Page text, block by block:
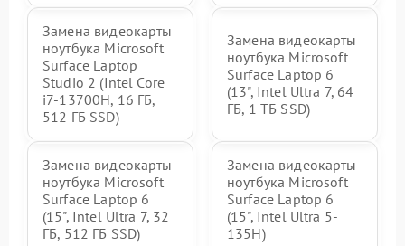
Замена видеокарты
ноутбука Microsoft
Surface Laptop
Studio 2 (Intel Core
i7-13700H, 16 ГБ,
512 ГБ SSD)
Замена видеокарты
ноутбука Microsoft
Surface Laptop 6
(13", Intel Ultra 7, 64
ГБ, 1 ТБ SSD)
Замена видеокарты
ноутбука Microsoft
Surface Laptop 6
(15", Intel Ultra 7, 32
ГБ, 512 ГБ SSD)
Замена видеокарты
ноутбука Microsoft
Surface Laptop 6
(15", Intel Ultra 5-
135H)